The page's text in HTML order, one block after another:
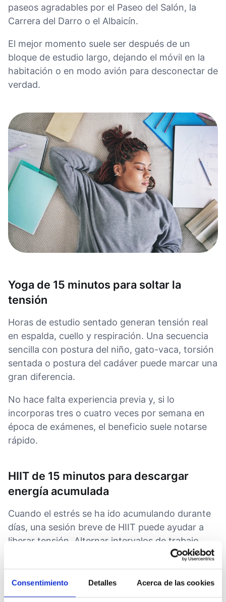
Consentimiento Detalles Acerca de las cookies
paseos agradables por el Paseo del Salón, la
Carrera del Darro o el Albaicín.
El mejor momento suele ser después de un
bloque de estudio largo, dejando el móvil en la
habitación o en modo avión para desconectar de
verdad.
Yoga de 15 minutos para soltar la
tensión
Horas de estudio sentado generan tensión real
en espalda, cuello y respiración. Una secuencia
sencilla con postura del niño, gato-vaca, torsión
sentada o postura del cadáver puede marcar una
gran diferencia.
No hace falta experiencia previa y, si lo
incorporas tres o cuatro veces por semana en
época de exámenes, el beneficio suele notarse
rápido.
HIIT de 15 minutos para descargar
energía acumulada
Cuando el estrés se ha ido acumulando durante
días, una sesión breve de HIIT puede ayudar a
liberar tensión. Alternar intervalos de trabajo
intenso y descanso con ejercicios como burpees,
sentadillas con salto, flexiones omountain
climbersresulta muy efectivo.